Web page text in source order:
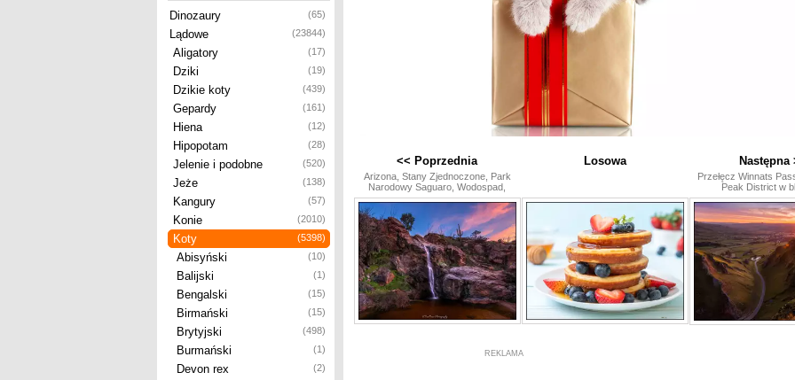
Dinozaury (65)
Lądowe (23844)
Aligatory (17)
Dziki (19)
Dzikie koty (439)
Gepardy (161)
Hiena (12)
Hipopotam (28)
Jelenie i podobne (520)
Jeże (138)
Kangury (57)
Konie (2010)
Koty (5398)
Abisyński (10)
Balijski (1)
Bengalski (15)
Birmański (15)
Brytyjski (498)
Burmański (1)
Devon rex (2)
<< Poprzednia
Arizona, Stany Zjednoczone, Park
Narodowy Saguaro, Wodospad,
Losowa Następna
Przełęcz Winnats
Peak District w
REKLAMA